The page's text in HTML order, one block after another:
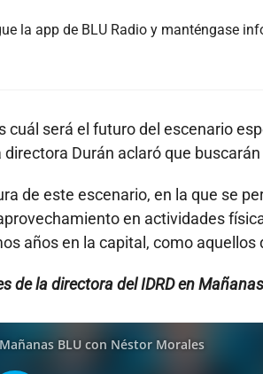
la app de BLU Radio y manténgase
cuál será el futuro del escenario
Durán aclaró que
de este escenario, en la que se
en actividades
años en la capital, como aquellos
de la directora del IDRD en